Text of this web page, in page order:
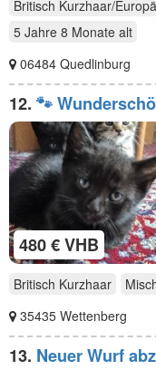
Britisch Kurzhaar/
5 Jahre 8 Monate alt
06484 Quedlinburg
12. 🐾
suchen ein
480 € VHB
Britisch Kurzhaar
35435 Wettenberg
13. Neuer Wurf